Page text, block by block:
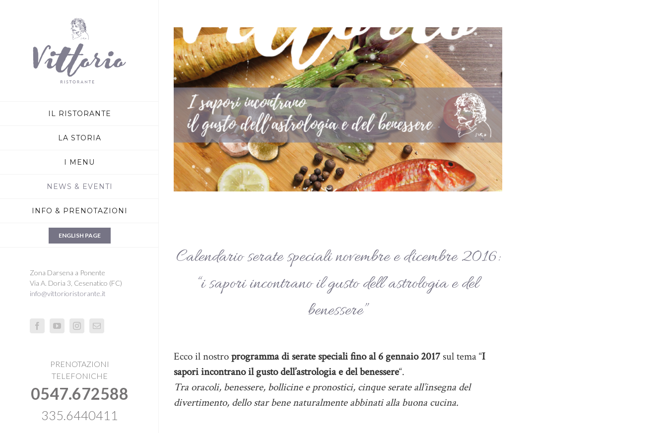
IL RISTORANTE
LA STORIA
I MENU
NEWS & EVENTI
INFO & PRENOTAZIONI
ENGLISH PAGE
Zona Darsena a Ponente
Via A. Doria 3, Cesenatico (FC)
info@vittorioristorante.it
FacebookYoutubeInstagramEmail
PRENOTAZIONI
TELEFONICHE
0547.672588
335.6440411
Calendario serate speciali novembre e dicembre 2016:
“i sapori incontrano il gusto dell’astrologia e del
benessere”
Ecco il nostroprogramma di serate speciali fino al 6 gennaio 2017 sul tema “I
sapori incontrano il gusto dell’astrologia e del benessere“.
Tra oracoli, benessere, bollicine e pronostici, cinque serate all’insegna del
divertimento, dello star bene naturalmente abbinati alla buona cucina.